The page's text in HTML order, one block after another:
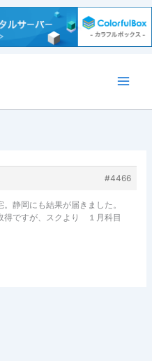
#4466
静岡にも結果が届きました。
得ですが、スクより １月科目